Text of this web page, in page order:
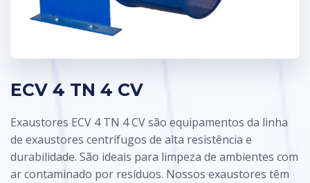
ECV 4 TN 4 CV
Exaustores ECV 4 TN 4 CV são equipamentos da linha
de exaustores centrífugos de alta resistência e
durabilidade. São ideais para limpeza de ambientes com
ar contaminado por resíduos. Nossos exaustores têm